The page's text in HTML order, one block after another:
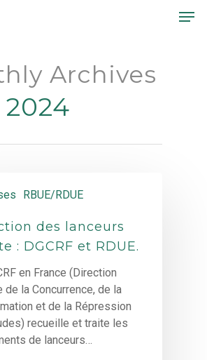
search or ESC to close
Archives
RBUE/RDUE
des lanceurs
: DGCRF et RDUE.
en France (Direction
de la Concurrence, de la
et de la Répression
recueille et traite les
de lanceurs…